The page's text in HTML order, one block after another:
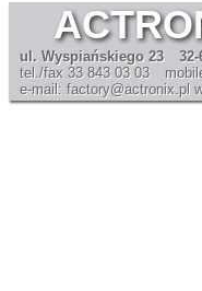
ul. Wyspiańskiego 23
tel./fax 33 843 03 03
e-mail: factory@actronix.pl